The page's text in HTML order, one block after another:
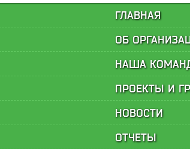
ГЛАВНАЯ
ОБ
НАША
ПРОЕКТЫ И
НОВОСТИ
ОТЧЕТЫ